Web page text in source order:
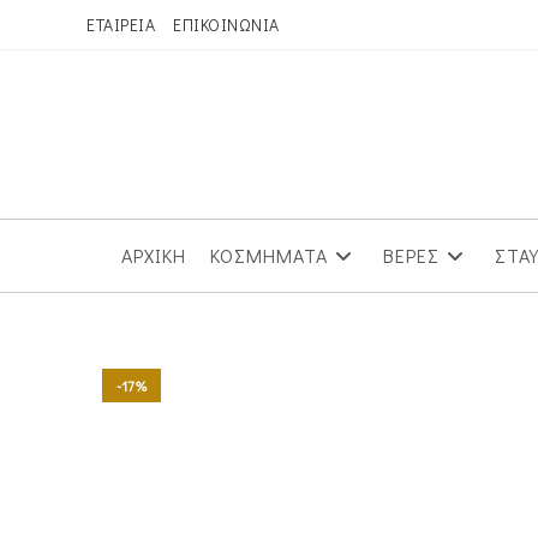
ΕΤΑΙΡΕΙΑ ΕΠΙΚΟΙΝΩΝΙΑ
ΑΡΧΙΚΗ ΚΟΣΜΗΜΑΤΑ ΒΕΡΕΣ
-17%